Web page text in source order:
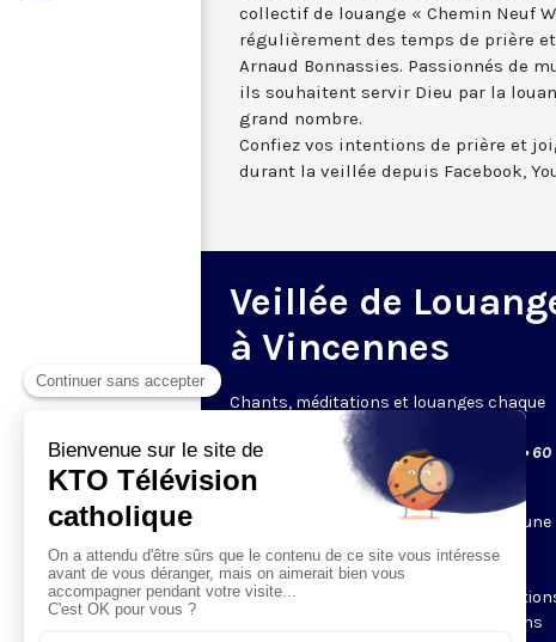
collectif de louange « Chemin Neuf
régulièrement des temps de prière
Arnaud Bonnassies. Passionnés de
ils souhaitent servir Dieu par la
grand nombre.
Confiez vos intentions de prière et
durant la veillée depuis Facebook,
Veillée de
à Vincennes
Chants, méditations et louanges chaque
premier dimanche du mois
Le 1er dimanche de chaque mois • 21h30 • 60
min
KTO propose désormais chaque mois une
veillée de louange : une heure de prière
rythmée par de nombreux chants,
entrecoupés de méditations,
du Saint-Esprit. Nous la retransmettons